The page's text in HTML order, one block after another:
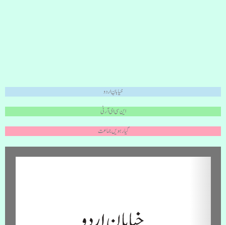
خیابانِ اردو
این سی ای آر ٹی
گیارہویں جماعت